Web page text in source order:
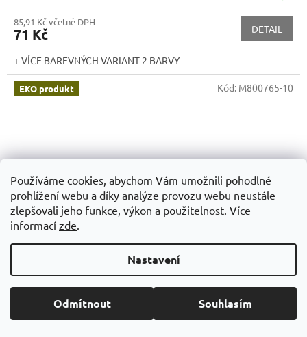
Používáme cookies, abychom Vám umožnili pohodlné
prohlížení webu a díky analýze provozu webu neustále
zlepšovali jeho funkce, výkon a použitelnost. Více
informací zde.
Nastavení
Odmítnout Souhlasím
85,91 Kč včetně DPH
71 Kč DETAIL
+ VÍCE BAREVNÝCH VARIANT 2 BARVY
EKO produkt
RPET ZÁPISNÍK A5, barevná gumička + záložka
145×210×16 mm
Kód: M800765-10